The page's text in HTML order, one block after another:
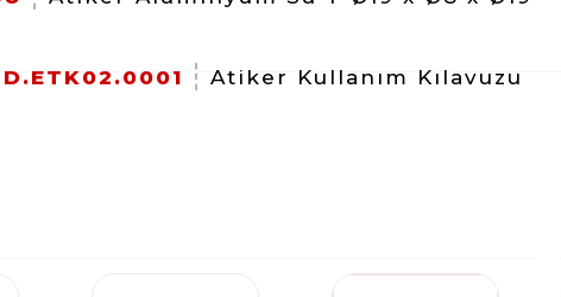
Atiker Kullanım Kılavuzu